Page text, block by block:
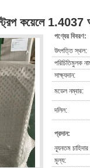
কয়েলে 1.4037
পণ্যের বিবরণ:
উৎপত্তি স্থল:
পরিচিতিমুলক
সাক্ষ্যদান:
মডেল নম্বার:
দলিল:
প্রদান:
ন্যূনতম চাহিদার
মূল্য: